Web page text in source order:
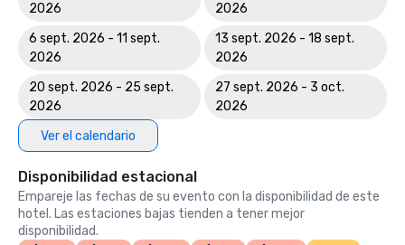
2026
2026
6 sept. 2026 - 11 sept.
2026
13 sept. 2026 - 18 sept.
2026
20 sept. 2026 - 25 sept.
2026
27 sept. 2026 - 3 oct.
2026
Ver el calendario
Disponibilidad estacional
Empareje las fechas de su evento con la disponibilidad de este
hotel. Las estaciones bajas tienden a tener mejor
disponibilidad.